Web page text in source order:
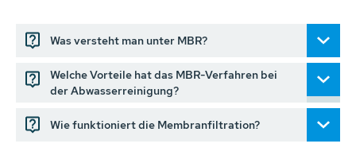
Was versteht man unter MBR?
Welche Vorteile hat das MBR-Verfahren bei
der Abwasserreinigung?
Wie funktioniert die Membranfiltration?